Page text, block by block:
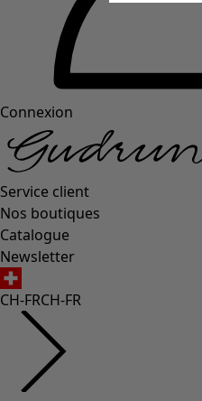
Connexion
Service client
Nos boutiques
Catalogue
Newsletter
CH-FRCH-FR